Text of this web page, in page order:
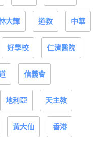
大輝 道教 中華
好學校 仁濟醫院
信義會
地利亞 天主教
黃大仙 香港